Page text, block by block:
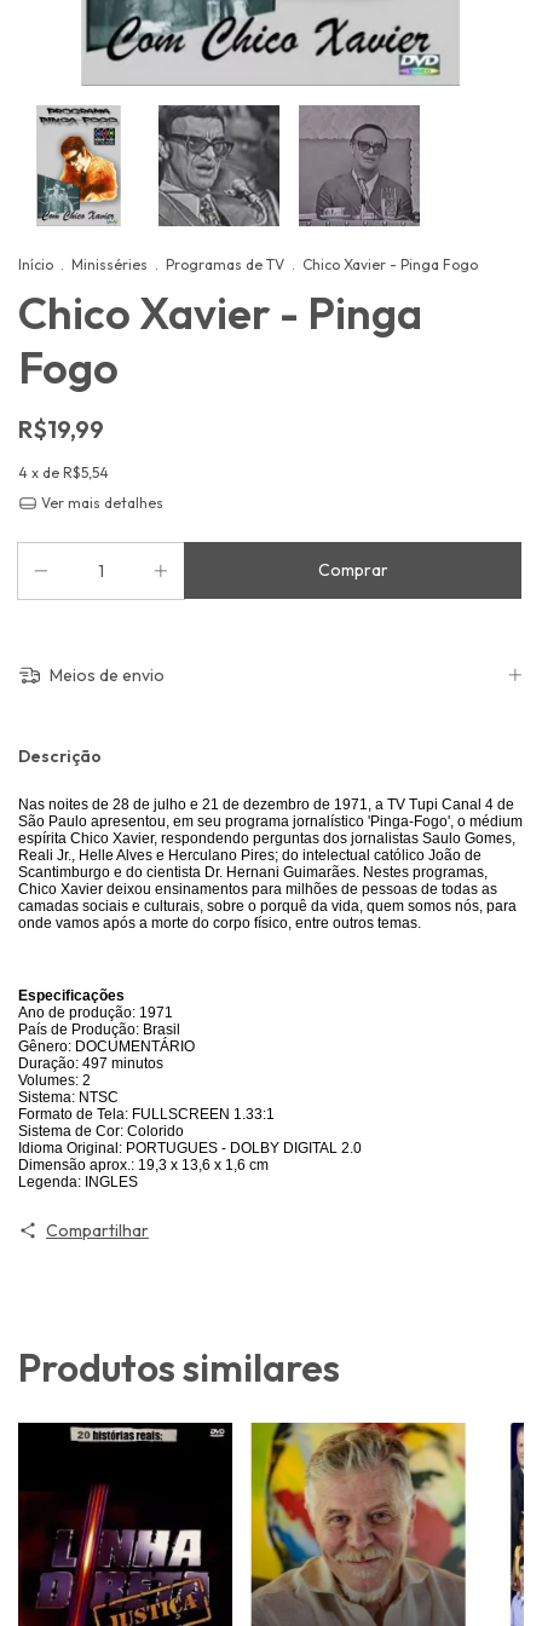
Início . Minisséries . Programas de TV . Chico Xavier - Pinga Fogo
Chico Xavier - Pinga
Fogo
R$19,99
4 x de R$5,54
Ver mais detalhes
Meios de envio
Descrição
Nas noites de 28 de julho e 21 de dezembro de 1971, a TV Tupi Canal 4 de
São Paulo apresentou, em seu programa jornalístico 'Pinga-Fogo', o médium
espírita Chico Xavier, respondendo perguntas dos jornalistas Saulo Gomes,
Reali Jr., Helle Alves e Herculano Pires; do intelectual católico João de
Scantimburgo e do cientista Dr. Hernani Guimarães. Nestes programas,
Chico Xavier deixou ensinamentos para milhões de pessoas de todas as
camadas sociais e culturais, sobre o porquê da vida, quem somos nós, para
onde vamos após a morte do corpo físico, entre outros temas.
Especificações
Ano de produção: 1971
País de Produção: Brasil
Gênero: DOCUMENTÁRIO
Duração: 497 minutos
Volumes: 2
Sistema: NTSC
Formato de Tela: FULLSCREEN 1.33:1
Sistema de Cor: Colorido
Idioma Original: PORTUGUES - DOLBY DIGITAL 2.0
Dimensão aprox.: 19,3 x 13,6 x 1,6 cm
Legenda: INGLES
Compartilhar
Produtos similares